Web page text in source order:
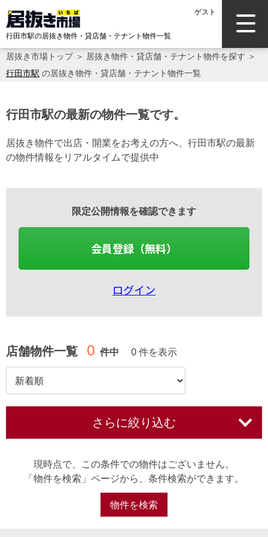
ゲスト
行田市駅の居抜き物件・貸店舗・テナント物件一覧
居抜き市場トップ＞ 居抜き物件・貸店舗・テナント物件を探す ＞
行田市駅 の居抜き物件・貸店舗・テナント物件一覧
行田市駅の最新の物件一覧です。
居抜き物件で出店・開業をお考えの方へ、行田市駅の最新
の物件情報をリアルタイムで提供中
限定公開情報を確認できます
会員登録（無料）
ログイン
店舗物件一覧 0 件中 0 件を表示
さらに絞り込む
現時点で、この条件での物件はございません。
「物件を検索」ページから、条件検索ができます。
物件を検索